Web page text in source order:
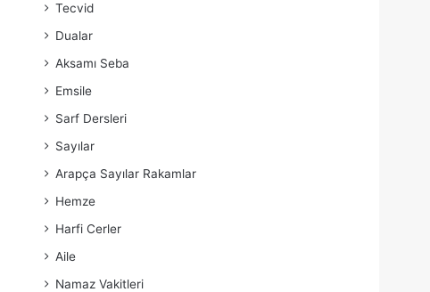
Tecvid
Dualar
Aksamı Seba
Emsile
Sarf Dersleri
Sayılar
Arapça Sayılar Rakamlar
Hemze
Harfi Cerler
Aile
Namaz Vakitleri